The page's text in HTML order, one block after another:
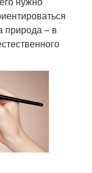
природа – в